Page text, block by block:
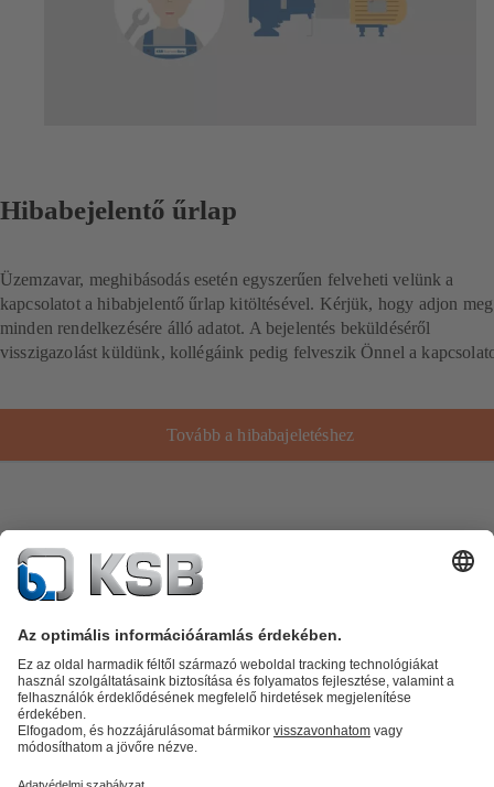
Hibabejelentő űrlap
Üzemzavar, meghibásodás esetén egyszerűen felveheti velünk a
kapcsolatot a hibabjelentő űrlap kitöltésével. Kérjük, hogy adjon meg
minden rendelkezésére álló adatot. A bejelentés beküldéséről
visszigazolást küldünk, kollégáink pedig felveszik Önnel a
Tovább a hibabajeletéshez